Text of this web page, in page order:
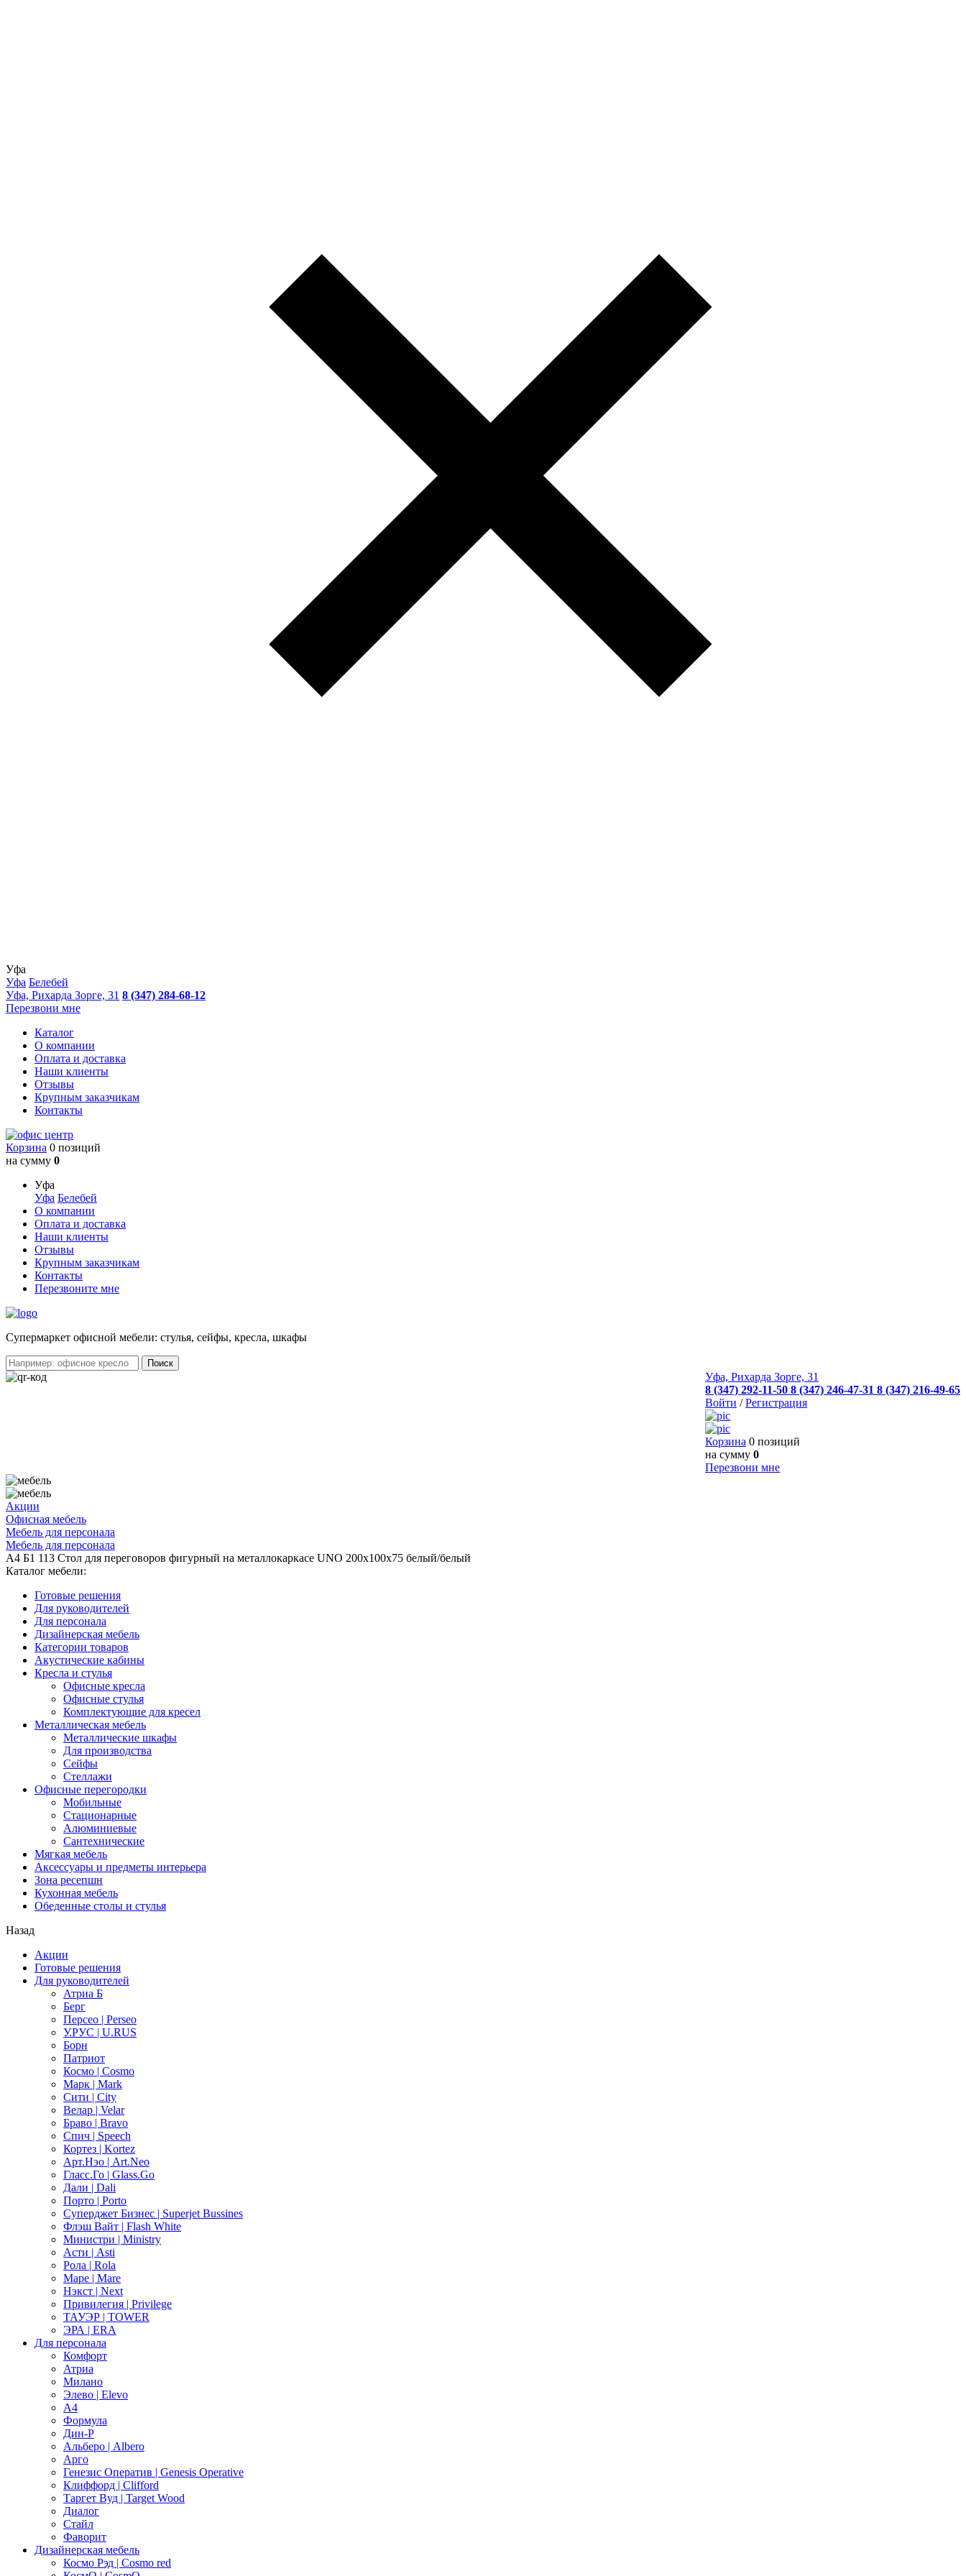
Уфа
Уфа Белебей
Уфа, Рихарда Зорге, 31 8 (347) 284-68-12
Перезвони мне
Каталог
О компании
Оплата и доставка
Наши клиенты
Отзывы
Крупным заказчикам
Контакты
Корзина 0 позиций
на сумму 0
Уфа
Уфа Белебей
О компании
Оплата и доставка
Наши клиенты
Отзывы
Крупным заказчикам
Контакты
Перезвоните мне
Cупермаркет офисной мебели: стулья, сейфы, кресла, шкафы
Уфа, Рихарда Зорге, 31
8 (347) 292-11-50 8 (347) 246-47-31 8 (347) 216-49-65
Войти /Регистрация
Корзина 0 позиций
на сумму 0
Перезвони мне
Акции
Офисная мебель
Мебель для персонала
Мебель для персонала
А4 Б1 113 Стол для переговоров фигурный на металлокаркасе UNO 200x100x75 белый/белый
Каталог мебели:
Готовые решения
Для руководителей
Для персонала
Дизайнерская мебель
Категории товаров
Акустические кабины
Кресла и стулья
Офисные кресла
Офисные стулья
Комплектующие для кресел
Металлическая мебель
Металлические шкафы
Для производства
Сейфы
Стеллажи
Офисные перегородки
Мобильные
Стационарные
Алюминиевые
Сантехнические
Мягкая мебель
Аксессуары и предметы интерьера
Зона ресепшн
Кухонная мебель
Обеденные столы и стулья
Назад
Акции
Готовые решения
Для руководителей
Атриа Б
Берг
Персео | Perseo
У.РУС | U.RUS
Борн
Патриот
Космо | Cosmo
Марк | Mark
Сити | City
Велар | Velar
Браво | Bravo
Спич | Speech
Кортез | Kortez
Арт.Нэо | Art.Neo
Гласс.Го | Glass.Go
Дали | Dali
Порто | Porto
Суперджет Бизнес | Superjet Bussines
Флэш Вайт | Flash White
Министри | Ministry
Асти | Asti
Рола | Rola
Маре | Mare
Нэкст | Next
Привилегия | Privilege
ТАУЭР | TOWER
ЭРА | ERA
Для персонала
Комфорт
Атриа
Милано
Элево | Elevo
А4
Формула
Дин-Р
Альберо | Albero
Арго
Генезис Оператив | Genesis Operative
Клиффорд | Clifford
Таргет Вуд | Target Wood
Диалог
Стайл
Фаворит
Дизайнерская мебель
Космо Рэд | Cosmo red